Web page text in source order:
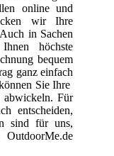
online und
wir Ihre
in Sachen
höchste
bequem
ganz einfach
Sie Ihre
abwickeln. Für
entscheiden,
sind für uns,